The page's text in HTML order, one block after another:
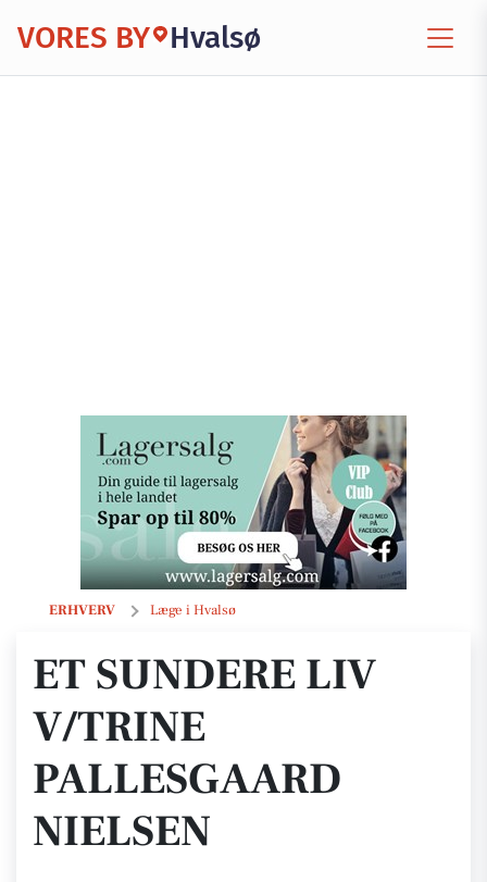
VORES BY Hvalsø
ERHVERV Læge i Hvalsø
Et Sundere Liv v/Trine Pallesgaard Nielsen
ET SUNDERE LIV
V/TRINE
PALLESGAARD
NIELSEN